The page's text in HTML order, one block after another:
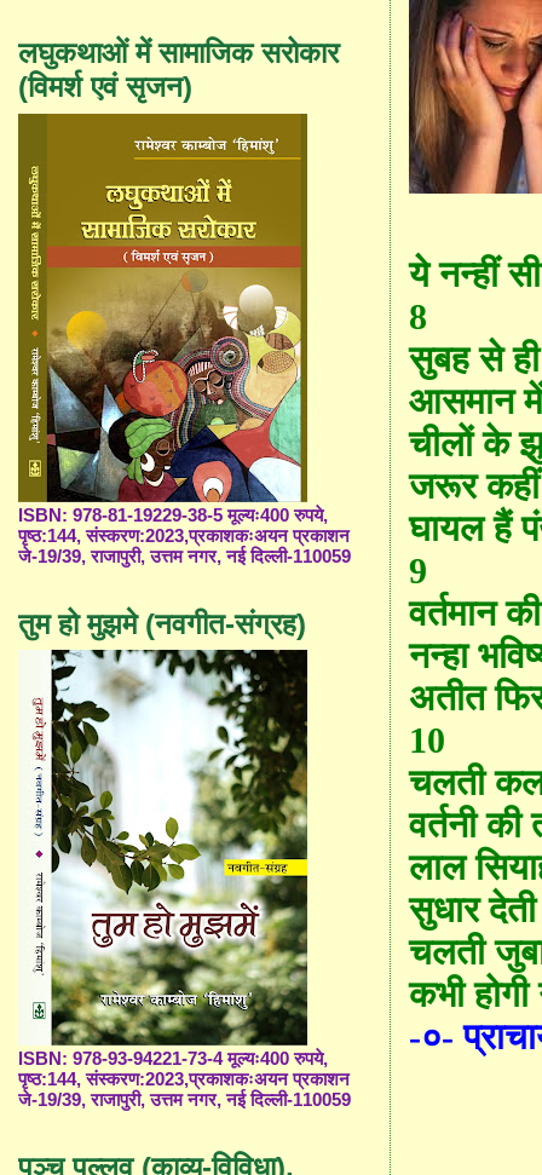
ये नन्हीं
8
सुबह से ही
आसमान
चीलों के
जरूर कहीं
घायल हैं
9
वर्तमान
नन्हा
अतीत
10
चलती
वर्तनी की
लाल
सुधार
चलती
कभी
-०-
लघुकथाओं में सामाजिक सरोकार
(विमर्श एवं सृजन)
ISBN: 978-81-19229-38-5 मूल्यः400 रुपये,
पृष्ठ:144, संस्करण:2023,प्रकाशकःअयन प्रकाशन
जे-19/39, राजापुरी, उत्तम नगर, नई दिल्ली-110059
तुम हो मुझमे (नवगीत-संग्रह)
ISBN: 978-93-94221-73-4 मूल्यः400 रुपये,
पृष्ठ:144, संस्करण:2023,प्रकाशकःअयन प्रकाशन
जे-19/39, राजापुरी, उत्तम नगर, नई दिल्ली-110059
पञ्च पल्लव (काव्य-विविधा),